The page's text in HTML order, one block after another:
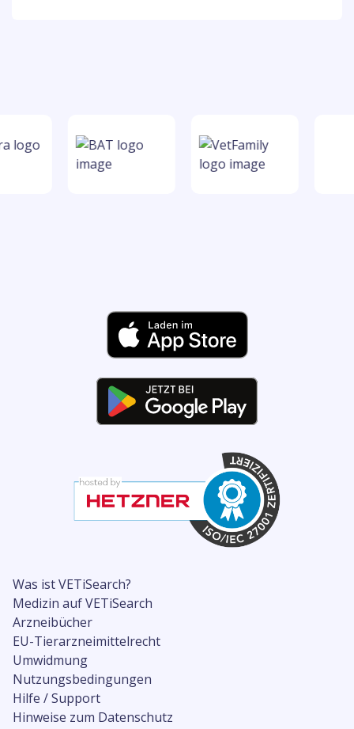
Was ist VETiSearch?
Medizin auf VETiSearch
Arzneibücher
EU-Tierarzneimittelrecht
Umwidmung
Nutzungsbedingungen
Hilfe / Support
Hinweise zum Datenschutz